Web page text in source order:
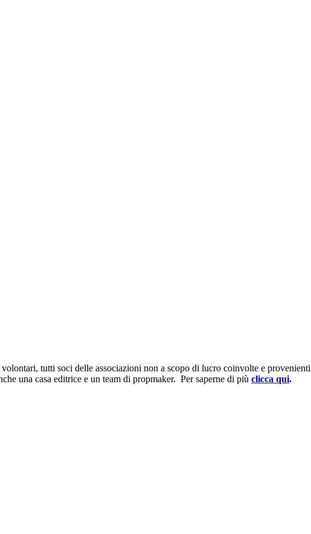
tutti soci delle associazioni non a scopo di lucro coinvolte e
una casa editrice e un team di propmaker. Per saperne di più clicca qui.